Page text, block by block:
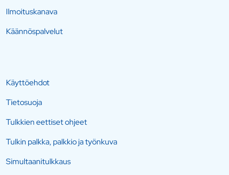
Ilmoituskanava
Käännöspalvelut
Käyttöehdot
Tietosuoja
Tulkkien eettiset ohjeet
Tulkin palkka, palkkio ja työnkuva
Simultaanitulkkaus